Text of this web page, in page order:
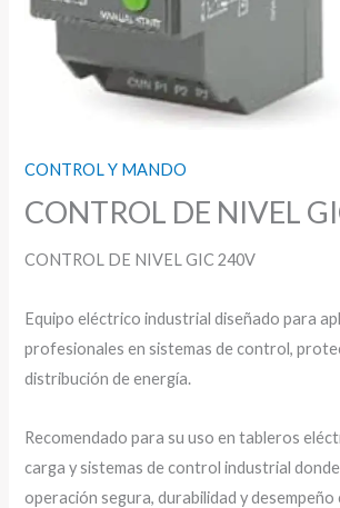
CONTROL Y MANDO
CONTROL DE NIVEL
CONTROL DE NIVEL GIC 240V
Equipo eléctrico industrial diseñado para
profesionales en sistemas de control,
distribución de energía.
Recomendado para su uso en tableros
carga y sistemas de control industrial
operación segura, durabilidad y